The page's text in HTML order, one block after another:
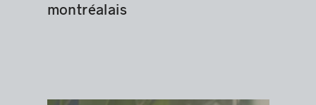
montréalais